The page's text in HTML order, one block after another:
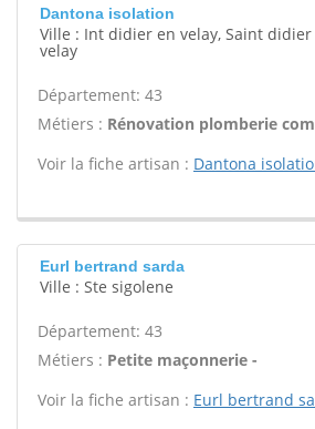
Dantona isolation
Ville : Int didier en velay, Saint didier
velay
Département: 43
Métiers : Rénovation plomberie
Voir la fiche artisan : Dantona
Eurl bertrand sarda
Ville : Ste sigolene
Département: 43
Métiers : Petite maçonnerie -
Voir la fiche artisan : Eurl bertrand